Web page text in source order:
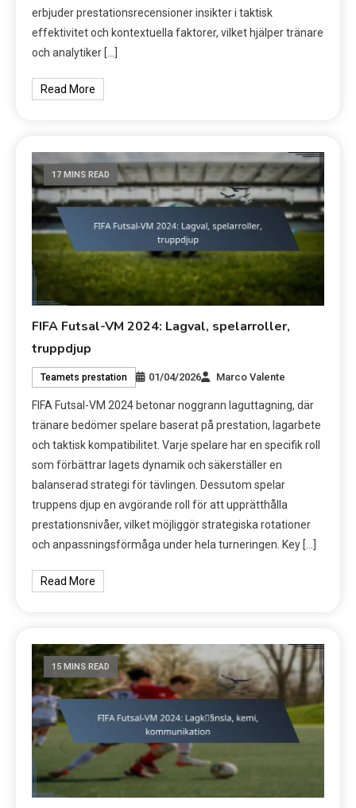
erbjuder prestationsrecensioner insikter i taktisk
effektivitet och kontextuella faktorer, vilket hjälper tränare
och analytiker […]
Read More
17 MINS READ
FIFA Futsal-VM 2024: Lagval, spelarroller,
truppdjup
Teamets prestation 01/04/2026 Marco Valente
FIFA Futsal-VM 2024 betonar noggrann laguttagning, där
tränare bedömer spelare baserat på prestation, lagarbete
och taktisk kompatibilitet. Varje spelare har en specifik roll
som förbättrar lagets dynamik och säkerställer en
balanserad strategi för tävlingen. Dessutom spelar
truppens djup en avgörande roll för att upprätthålla
prestationsnivåer, vilket möjliggör strategiska rotationer
och anpassningsförmåga under hela turneringen. Key […]
Read More
15 MINS READ